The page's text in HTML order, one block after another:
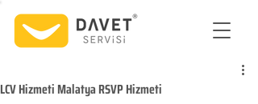
LCV Hizmeti Malatya RSVP Hizmeti